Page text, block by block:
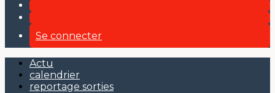
Se connecter
Actu
calendrier
reportage sorties